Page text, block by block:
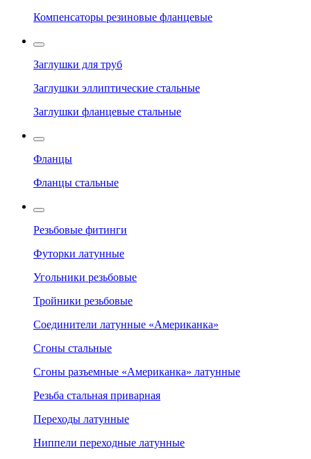
Компенсаторы резиновые фланцевые
Заглушки для труб
Заглушки эллиптические стальные
Заглушки фланцевые стальные
Фланцы
Фланцы стальные
Резьбовые фитинги
Футорки латунные
Угольники резьбовые
Тройники резьбовые
Соединители латунные «Американка»
Сгоны стальные
Сгоны разъемные «Американка» латунные
Резьба стальная приварная
Переходы латунные
Ниппели переходные латунные